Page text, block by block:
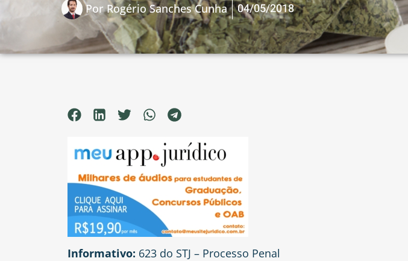
PorRogério Sanches Cunha 04/05/2018
Informativo: 623 do STJ – Processo Penal